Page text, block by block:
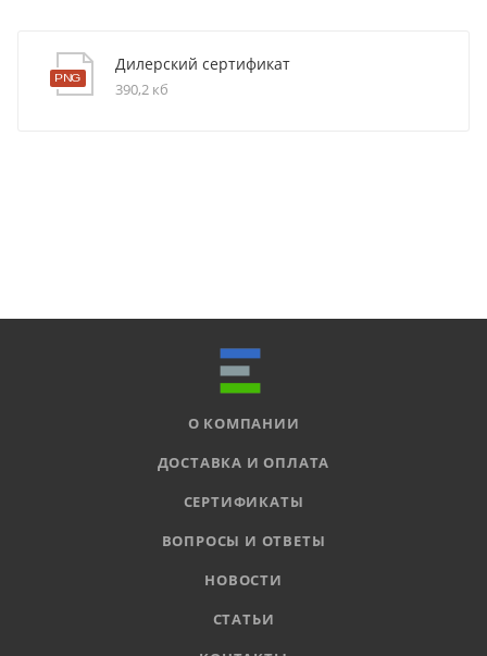
Дилерский сертификат
390,2 кб
О КОМПАНИИ
ДОСТАВКА И ОПЛАТА
СЕРТИФИКАТЫ
ВОПРОСЫ И ОТВЕТЫ
НОВОСТИ
СТАТЬИ